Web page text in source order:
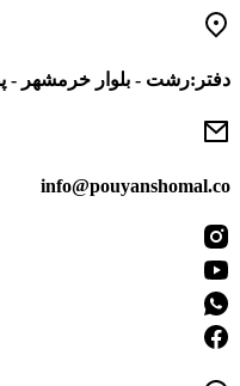
رفتن
به
دفتر:رشت - بلوار خرمشهر -
info@pouyanshomal.co